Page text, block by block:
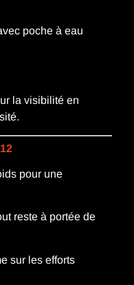
poche à eau
la visibilité en
pour une
reste à portée de
sur les efforts